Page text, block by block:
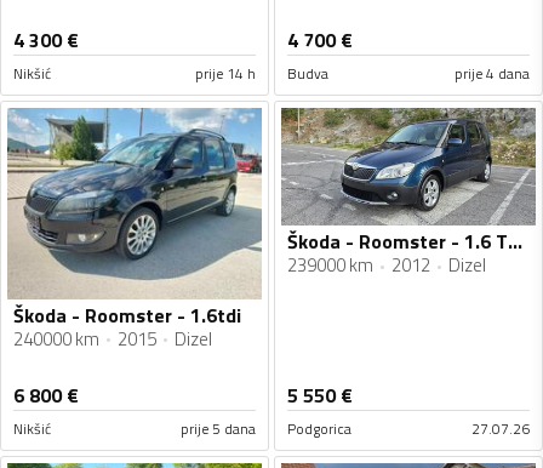
4 300€
Nikšić prije 14 h
4 700€
Budva prije 4 dana
Škoda - Roomster - 1.6tdi
240000 km 2015 Dizel
6 800€
Nikšić prije 5 dana
Škoda - Roomster - 1.6 TDI SCOUT
239000 km 2012 Dizel
5 550€
Podgorica 27.07.26